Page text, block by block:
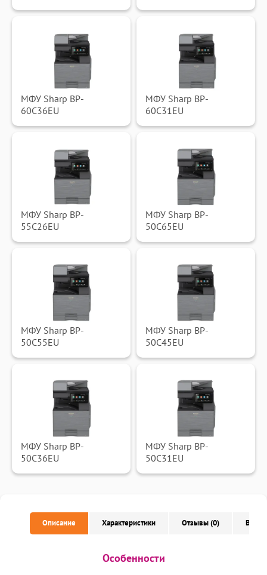
МФУ Sharp BP-
60C36EU
МФУ Sharp BP-
60C31EU
МФУ Sharp BP-
55C26EU
МФУ Sharp BP-
50C65EU
МФУ Sharp BP-
50C55EU
МФУ Sharp BP-
50C45EU
МФУ Sharp BP-
50C36EU
МФУ Sharp BP-
50C31EU
Описание Характеристики Отзывы (0)
Особенности